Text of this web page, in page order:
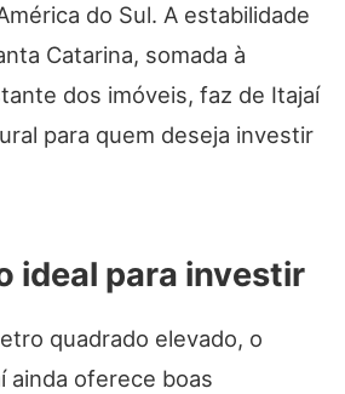
do Sul. A estabilidade
Catarina, somada à
dos imóveis, faz de Itajaí
para quem deseja investir
ideal para investir
quadrado elevado, o
ainda oferece boas